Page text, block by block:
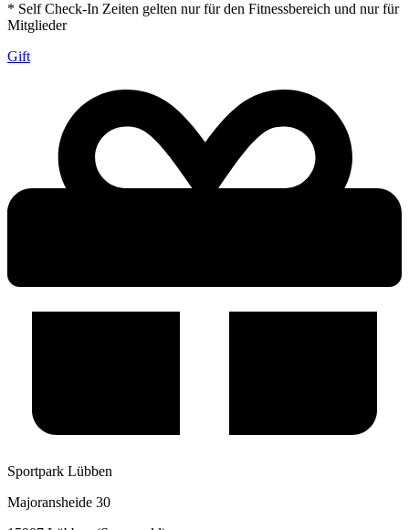
* Self Check-In Zeiten gelten nur für den Fitnessbereich und nur für
Mitglieder
Gift
Sportpark Lübben
Majoransheide 30